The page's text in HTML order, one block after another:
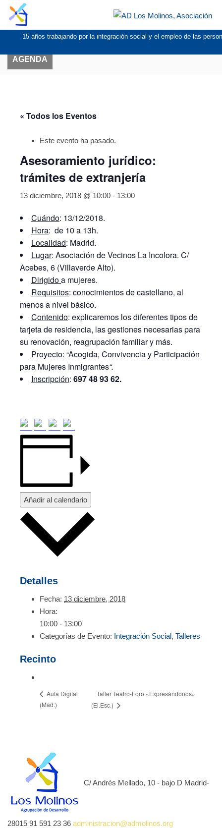
15 años trabajando por la integración social y el empleo de las
AGENDA
« Todos los Eventos
Este evento ha pasado.
Asesoramiento jurídico:
trámites de extranjería
13 diciembre, 2018 @ 10:00 - 13:00
Cuándo: 13/12/2018.
Hora: de 10 a 13h.
Localidad: Madrid.
Lugar: Asociación de Vecinos La Incolora. C/
Acebes, 6 (Villaverde Alto).
Dirigidoa mujeres.
Requisitos: conocimientos de castellano, al
menos a nivel básico.
Contenido: explicaremos los diferentes tipos de
tarjeta de residencia, las gestiones necesarias para
su renovación, reagrupación familiar y más.
Proyecto: “Acogida, Convivencia y Participación
para Mujeres Inmigrantes“.
Inscripción: 697 48 93 62.
Añadir al calendario
Detalles
Fecha: 13 diciembre, 2018
Hora:
10:00 - 13:00
Categorías de Evento: Integración Social, Talleres
Recinto
Aula Digital
(Mad.)
Taller Teatro-Foro «Expresándonos»
(El.Esc.)
C/ Andrés Mellado, 10 - bajo D Madrid-
28015 91 591 23 36 administracion@admolinos.org